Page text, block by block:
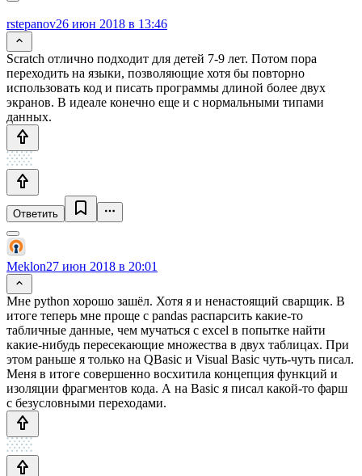
rstepanov26 июн 2018 в 13:46
Scratch отлично подходит для детей 7-9 лет. Потом пора
переходить на языки, позволяющие хотя бы повторно
использовать код и писать программы длиной более двух
экранов. В идеале конечно еще и с нормальными типами
данных.
Ответить
Meklon27 июн 2018 в 20:01
Мне python хорошо зашёл. Хотя я и ненастоящий сварщик. В
итоге теперь мне проще с pandas распарсить какие-то
табличные данные, чем мучаться с excel в попытке найти
какие-нибудь пересекающие множества в двух таблицах. При
этом раньше я только на QBasic и Visual Basic чуть-чуть писал.
Меня в итоге совершенно восхитила концепция функций и
изоляции фрагментов кода. А на Basic я писал какой-то фарш
с безусловными переходами.